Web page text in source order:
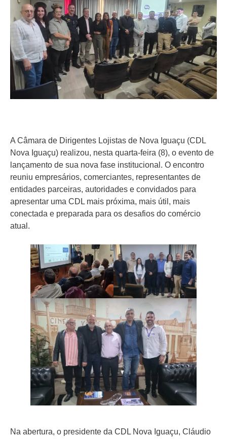
A Câmara de Dirigentes Lojistas de Nova Iguaçu (CDL
Nova Iguaçu) realizou, nesta quarta-feira (8), o evento de
lançamento de sua nova fase institucional. O encontro
reuniu empresários, comerciantes, representantes de
entidades parceiras, autoridades e convidados para
apresentar uma CDL mais próxima, mais útil, mais
conectada e preparada para os desafios do comércio
atual.
Na abertura, o presidente da CDL Nova Iguaçu, Cláudio